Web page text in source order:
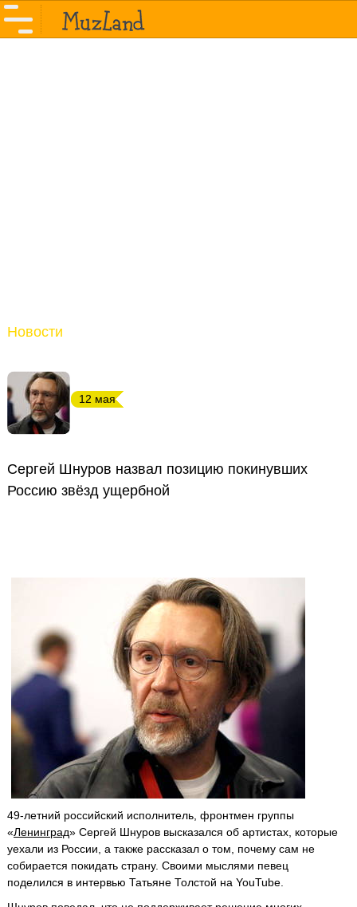
Новости
12 мая
Сергей Шнуров назвал позицию покинувших
Россию звёзд ущербной
49-летний российский исполнитель, фронтмен группы
«Ленинград» Сергей Шнуров высказался об артистах, которые
уехали из России, а также рассказал о том, почему сам не
собирается покидать страну. Своими мыслями певец
поделился в интервью Татьяне Толстой на YouTube.